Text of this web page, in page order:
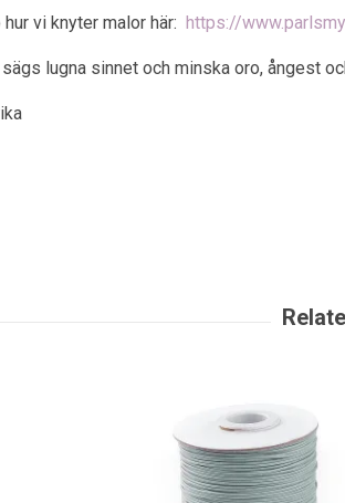
vi knyter malor här: https://
lugna sinnet och minska oro, ångest